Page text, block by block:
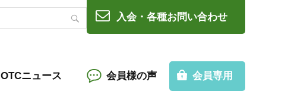
入会・各種お問い合わせ
OTCニュース 会員様の声 会員専用